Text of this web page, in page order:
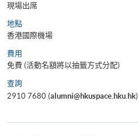
現場出席
地點
香港國際機場
費用
免費 (活動名額將以抽籤方式分配)
查詢
2910 7680 (alumni@hkuspace.hku.hk)